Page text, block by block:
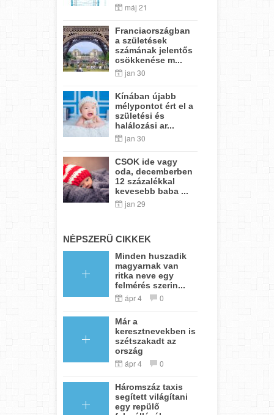
máj 21
Franciaországban
a születések
számának jelentős
csökkenése m...
jan 30
Kínában újabb
mélypontot ért el a
születési és
halálozási ar...
jan 30
CSOK ide vagy
oda, decemberben
12 százalékkal
kevesebb baba ...
jan 29
NÉPSZERŰ CIKKEK
Minden huszadik
magyarnak van
ritka neve egy
felmérés szerin...
ápr 4 0
Már a
keresztnevekben is
szétszakadt az
ország
ápr 4 0
Háromszáz taxis
segített világítani
egy repülő